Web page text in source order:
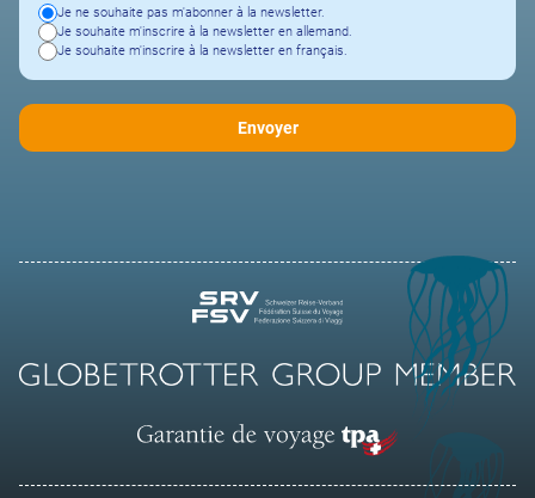
Je ne souhaite pas m'abonner à la newsletter.
Je souhaite m'inscrire à la newsletter en allemand.
Je souhaite m'inscrire à la newsletter en français.